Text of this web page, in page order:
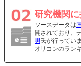
研究機関
ソースデータは
開されており、
男 氏が行っていま
オリコンのラン